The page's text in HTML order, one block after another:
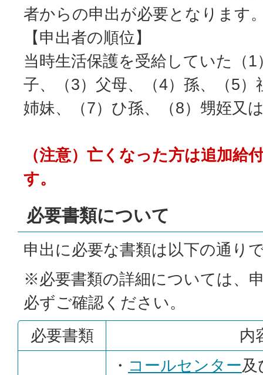
者からの申出が必要となります
【申出者の順位】
当時生活保護を受給していた（1
子、（3）父母、（4）孫、（5）
姉妹、（7）ひ孫、（8）甥姪又
（注意）亡くなった方は追加給
す。
必要書類について
申出に必要な書類は以下の通り
※必要書類の詳細については、
必ずご確認ください。
必要書類
内
・ コールセンター及